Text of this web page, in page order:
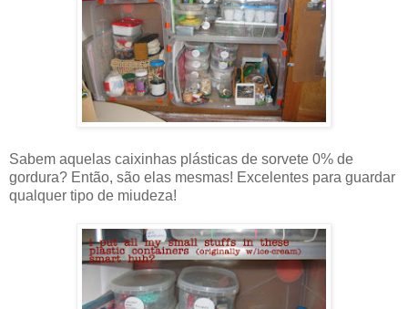
Sabem aquelas caixinhas plásticas de sorvete 0% de
gordura? Então, são elas mesmas! Excelentes para guardar
qualquer tipo de miudeza!